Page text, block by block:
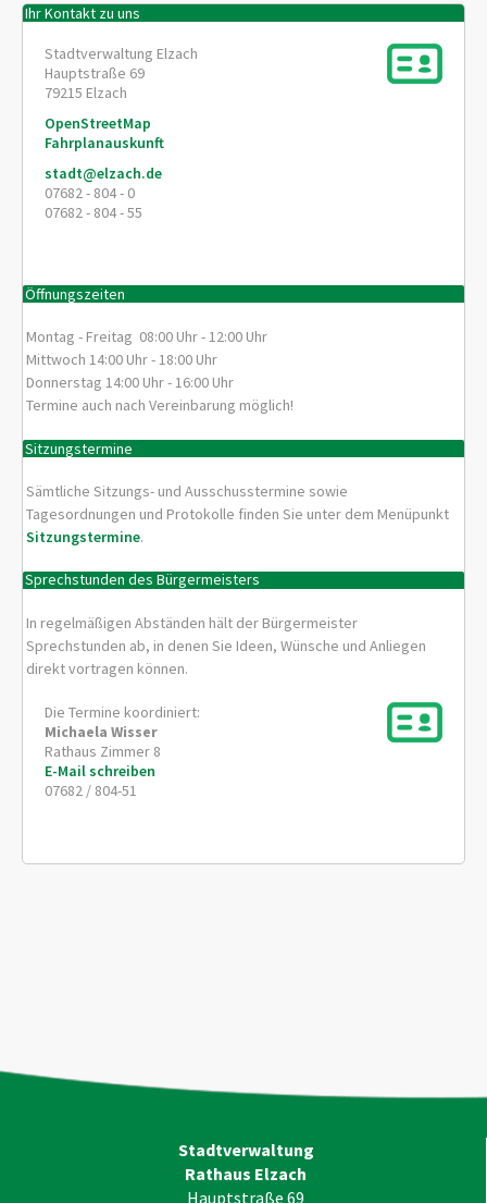
Ihr Kontakt zu uns
Stadtverwaltung Elzach
Hauptstraße 69
79215 Elzach
OpenStreetMap
Fahrplanauskunft
stadt@elzach.de
07682 - 804 - 0
07682 - 804 - 55
Öffnungszeiten
Montag - Freitag 08:00 Uhr - 12:00 Uhr
Mittwoch 14:00 Uhr - 18:00 Uhr
Donnerstag 14:00 Uhr - 16:00 Uhr
Termine auch nach Vereinbarung möglich!
Sitzungstermine
Sämtliche Sitzungs- und Ausschusstermine sowie
Tagesordnungen und Protokolle finden Sie unter dem Menüpunkt
Sitzungstermine.
Sprechstunden des Bürgermeisters
In regelmäßigen Abständen hält der Bürgermeister
Sprechstunden ab, in denen Sie Ideen, Wünsche und Anliegen
direkt vortragen können.
Die Termine koordiniert:
Michaela Wisser
Rathaus Zimmer 8
E-Mail schreiben
07682 / 804-51
Stadtverwaltung
Rathaus Elzach
Hauptstraße 69